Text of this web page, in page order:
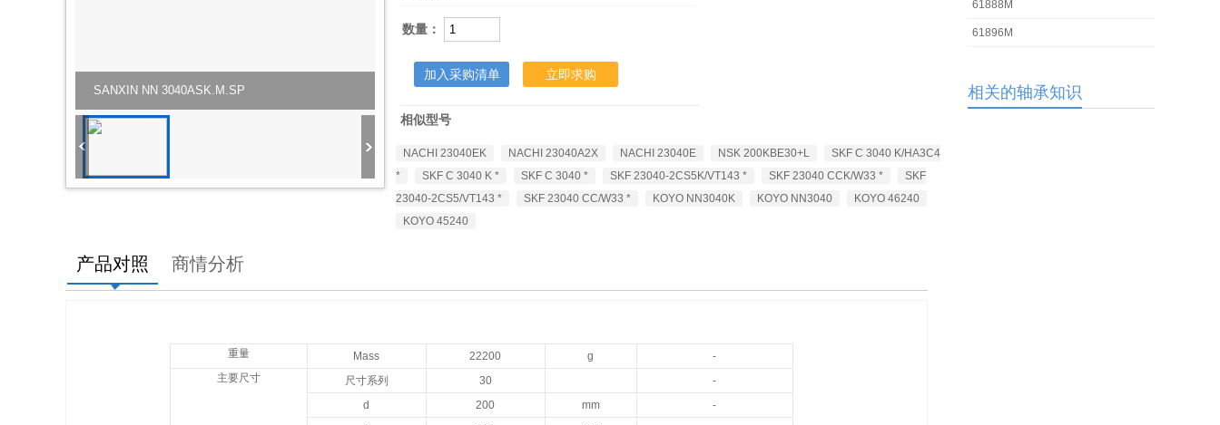
SANXIN NN 3040ASK.M.SP
数量：
加入采购清单 立即求购
相似型号
NACHI 23040EK NACHI 23040A2X NACHI 23040E NSK 200KBE30+L
SKF C 3040 K/HA3C4
*
SKF C 3040 K * SKF C 3040 * SKF 23040-2CS5K/VT143 * SKF 23040 CCK/W33 *
SKF
23040-2CS5/VT143 *
SKF 23040 CC/W33 * KOYO NN3040K KOYO NN3040
KOYO 46240
KOYO 45240
产品对照 商情分析
重量 Mass 22200 g
-
主要尺寸
尺寸系列 30
-
d
200 mm
-
61888M
61896M
相关的轴承知识